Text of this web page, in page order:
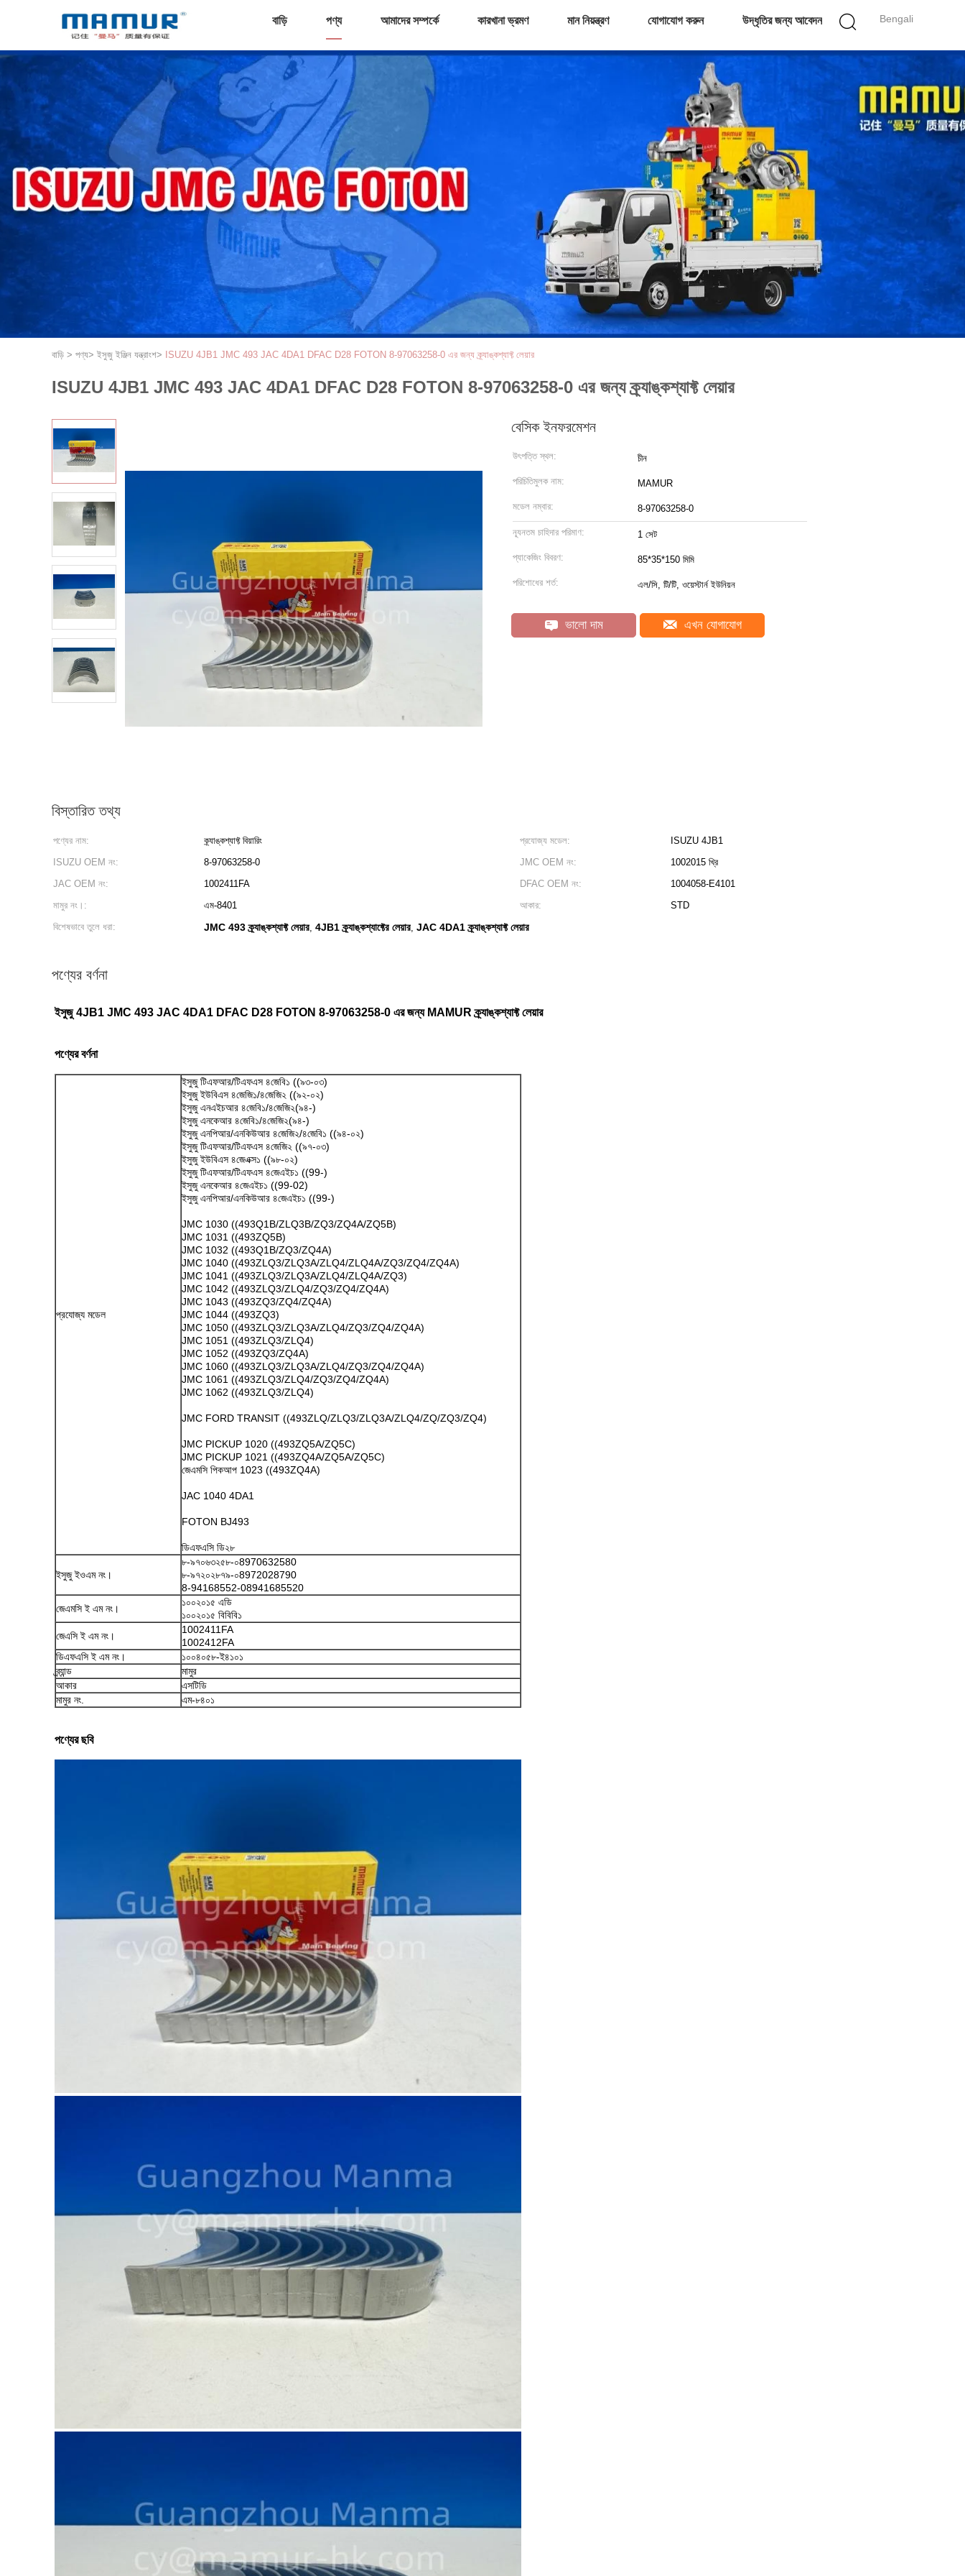
Bengali
বাড়ি পণ্য আমাদের সম্পর্কে কারখানা ভ্রমণ মান নিয়ন্ত্রণ যোগাযোগ করুন উদ্ধৃতির জন্য আবেদন
বাড়ি > পণ্য> ইসুজু ইঞ্জিন যন্ত্রাংশ> ISUZU 4JB1 JMC 493 JAC 4DA1 DFAC D28 FOTON 8-97063258-0 এর জন্য ক্র্যাঙ্কশ্যাফ্ট লেয়ার
ISUZU 4JB1 JMC 493 JAC 4DA1 DFAC D28 FOTON 8-97063258-0 এর জন্য ক্র্যাঙ্কশ্যাফ্ট লেয়ার
বেসিক ইনফরমেশন
উৎপত্তি স্থল: চীন
পরিচিতিমুলক নাম: MAMUR
মডেল নম্বার: 8-97063258-0
ন্যূনতম চাহিদার পরিমাণ: 1 সেট
প্যাকেজিং বিবরণ: 85*35*150 মিমি
পরিশোধের শর্ত: এল/সি, টি/টি, ওয়েস্টার্ন ইউনিয়ন
ভালো দাম এখন যোগাযোগ
বিস্তারিত তথ্য
পণ্যের নাম: ক্র্যাঙ্কশ্যাফ্ট বিয়ারিং প্রযোজ্য মডেল:
ISUZU 4JB1
ISUZU OEM নং:
8-97063258-0 JMC OEM নং:
1002015 খ্রি
JAC OEM নং:
1002411FA DFAC OEM নং:
1004058-E4101
মামুর নং।:
এম-8401 আকার:
STD
বিশেষভাবে তুলে ধরা:
JMC 493 ক্র্যাঙ্কশ্যাফ্ট লেয়ার, 4JB1 ক্র্যাঙ্কশ্যাফ্টের লেয়ার, JAC 4DA1 ক্র্যাঙ্কশ্যাফ্ট লেয়ার
পণ্যের বর্ণনা
ইসুজু 4JB1 JMC 493 JAC 4DA1 DFAC D28 FOTON 8-97063258-0 এর জন্য MAMUR ক্র্যাঙ্কশ্যাফ্ট লেয়ার
পণ্যের বর্ণনা
প্রযোজ্য মডেল
ইসুজু টিএফআর/টিএফএস ৪জেবি১ ((৯৩-০৩)
ইসুজু ইউবিএস ৪জেজি১/৪জেজি২ ((৯২-০২)
ইসুজু এনএইচআর ৪জেবি১/৪জেজি২(৯৪-)
ইসুজু এনকেআর ৪জেবি১/৪জেজি২(৯৪-)
ইসুজু এনপিআর/এনকিউআর ৪জেজি২/৪জেবি১ ((৯৪-০২)
ইসুজু টিএফআর/টিএফএস ৪জেজি২ ((৯৭-০৩)
ইসুজু ইউবিএস ৪জেএক্স১ ((৯৮-০২)
ইসুজু টিএফআর/টিএফএস ৪জেএইচ১ ((99-)
ইসুজু এনকেআর ৪জেএইচ১ ((99-02)
ইসুজু এনপিআর/এনকিউআর ৪জেএইচ১ ((99-)
JMC 1030 ((493Q1B/ZLQ3B/ZQ3/ZQ4A/ZQ5B)
JMC 1031 ((493ZQ5B)
JMC 1032 ((493Q1B/ZQ3/ZQ4A)
JMC 1040 ((493ZLQ3/ZLQ3A/ZLQ4/ZLQ4A/ZQ3/ZQ4/ZQ4A)
JMC 1041 ((493ZLQ3/ZLQ3A/ZLQ4/ZLQ4A/ZQ3)
JMC 1042 ((493ZLQ3/ZLQ4/ZQ3/ZQ4/ZQ4A)
JMC 1043 ((493ZQ3/ZQ4/ZQ4A)
JMC 1044 ((493ZQ3)
JMC 1050 ((493ZLQ3/ZLQ3A/ZLQ4/ZQ3/ZQ4/ZQ4A)
JMC 1051 ((493ZLQ3/ZLQ4)
JMC 1052 ((493ZQ3/ZQ4A)
JMC 1060 ((493ZLQ3/ZLQ3A/ZLQ4/ZQ3/ZQ4/ZQ4A)
JMC 1061 ((493ZLQ3/ZLQ4/ZQ3/ZQ4/ZQ4A)
JMC 1062 ((493ZLQ3/ZLQ4)
JMC FORD TRANSIT ((493ZLQ/ZLQ3/ZLQ3A/ZLQ4/ZQ/ZQ3/ZQ4)
JMC PICKUP 1020 ((493ZQ5A/ZQ5C)
JMC PICKUP 1021 ((493ZQ4A/ZQ5A/ZQ5C)
জেএমসি পিকআপ 1023 ((493ZQ4A)
JAC 1040 4DA1
FOTON BJ493
ডিএফএসি ডি২৮
ইসুজু ইওএম নং।
৮-৯৭০৬৩২৫৮-০8970632580
৮-৯৭২০২৮৭৯-০8972028790
8-94168552-08941685520
জেএমসি ই এম নং।
১০০২০১৫ এডি
১০০২০১৫ বিবিবি১
জেএসি ই এম নং।
1002411FA
1002412FA
ডিএফএসি ই এম নং।
১০০৪০৫৮-ই৪১০১
ব্র্যান্ড
মামুর
আকার
এসটিডি
মামুর নং.
এম-৮৪০১
পণ্যের ছবি